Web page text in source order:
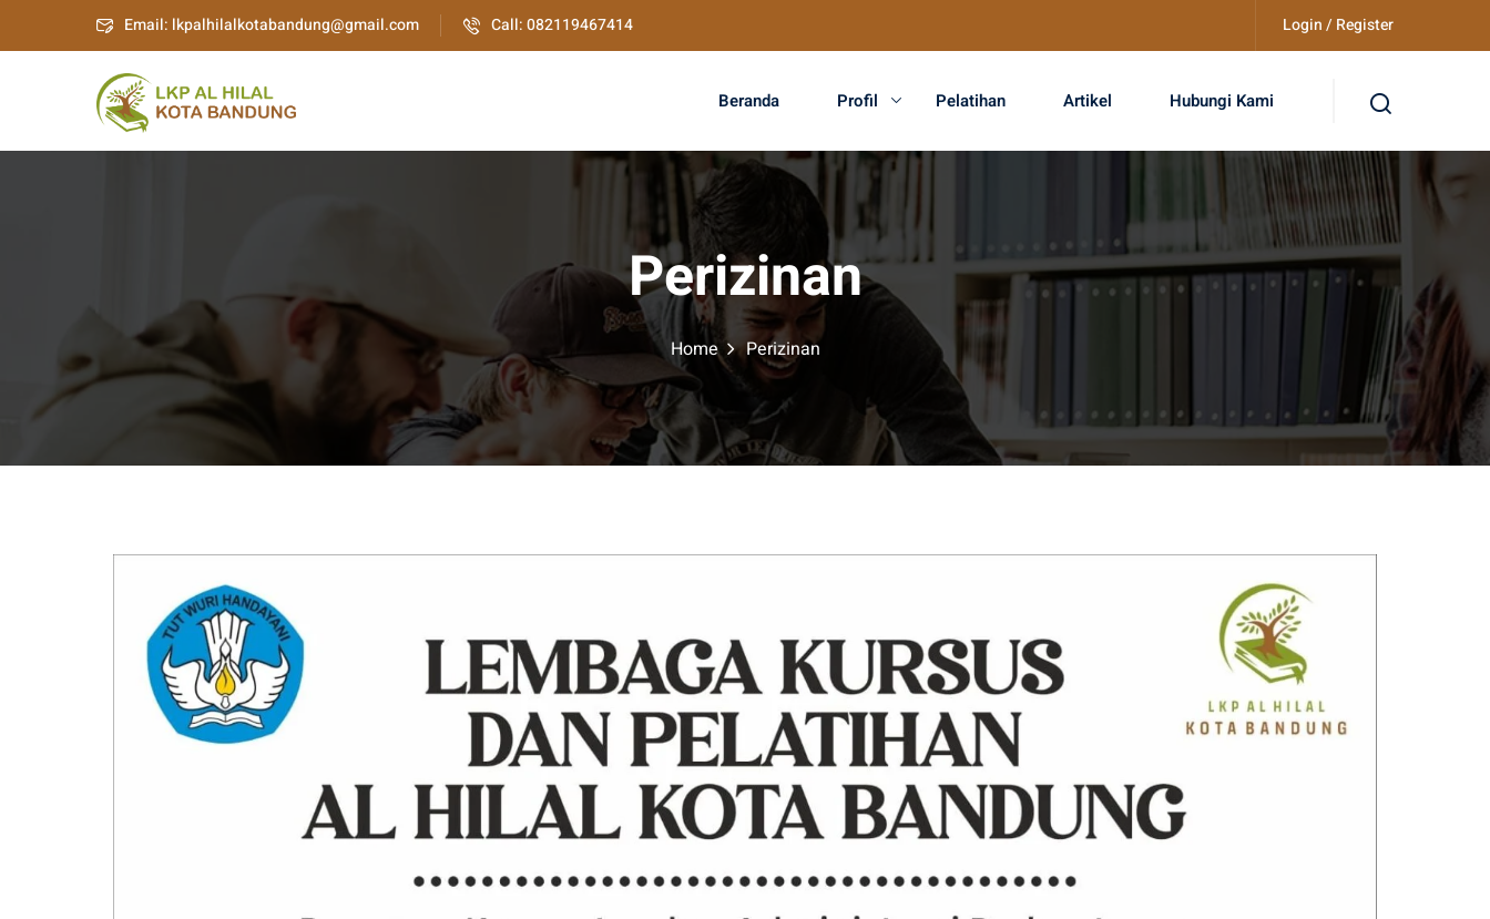
Email: lkpalhilalkotabandung@gmail.com Call: 082119467414 Login / Register
Beranda Profil Pelatihan Artikel Hubungi Kami
Perizinan
Home Perizinan